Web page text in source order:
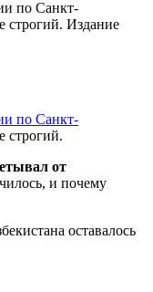
по Санкт-
строгий. Издание
по Санкт-
строгий.
от
и почему
оставалось